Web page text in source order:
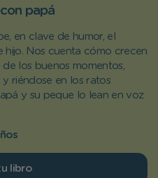
papá
en clave de humor, el
Nos cuenta cómo crecen
los buenos momentos,
riéndose en los ratos
y su peque lo lean en voz
libro